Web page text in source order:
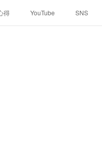
得 YouTube SNS